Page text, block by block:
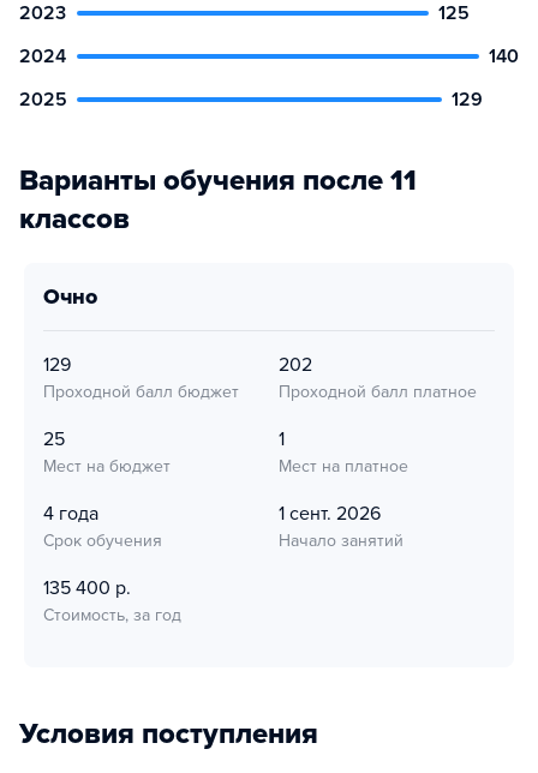
2023
125
2024
140
2025
129
Варианты обучения после 11
классов
очно
129
Проходной балл бюджет
202
Проходной балл платное
25
Мест на бюджет
1
Мест на платное
4 года
Срок обучения
1 сент. 2026
Начало занятий
135 400 р.
Стоимость, за год
Условия поступления